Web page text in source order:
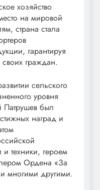
хозяйство
на мировой
страна стала
гарантируя
граждан.
сельского
уровня
Патрушев был
наград и
техники, героем
Ордена «За
и многими другими.